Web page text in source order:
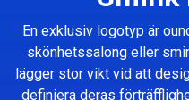
En exklusiv logotyp är
skönhetssalong eller
lägger stor vikt vid att
definiera deras